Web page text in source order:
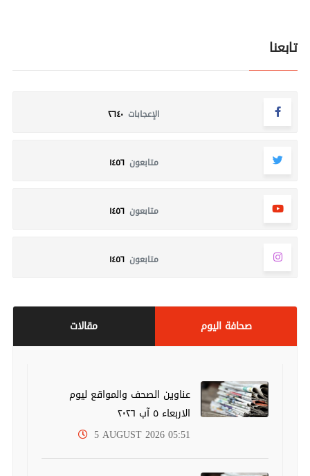
تابعنا
الإعجابات ٢٦٤٠
متابعون ١٤٥٦
متابعون ١٤٥٦
متابعون ١٤٥٦
مقالات صحافة اليوم
عناوين الصحف والمواقع ليوم
الاربعاء ٥ آب ٢٠٢٦
5 AUGUST 2026 05:51